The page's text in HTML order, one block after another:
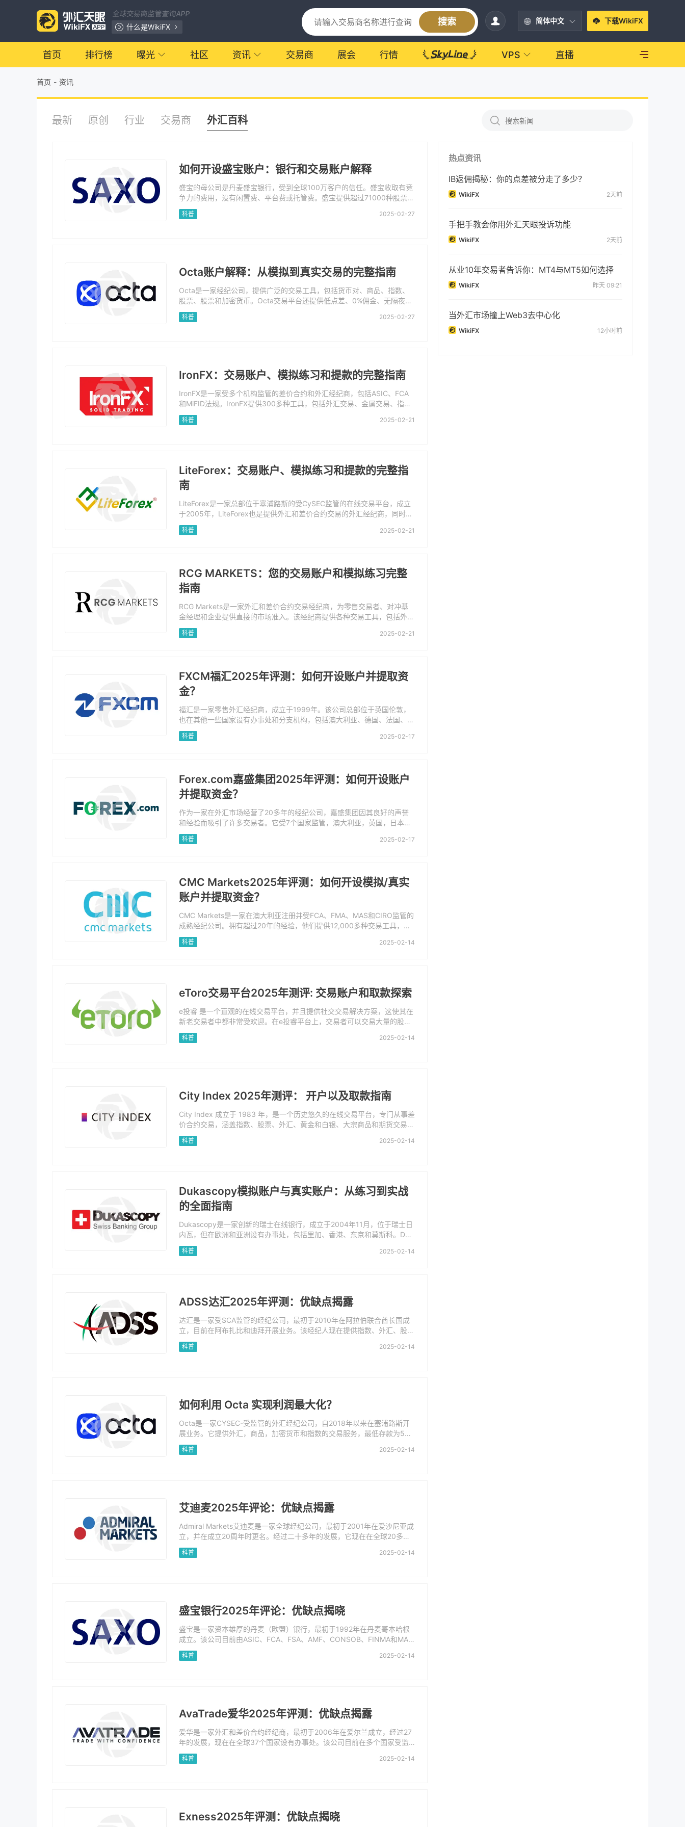
全球交易商监管查询APP
什么是WikiFX
搜索 简体中文 下载WikiFX
首页 排行榜 曝光 社区 资讯 交易商 展会 行情 VPS 直播
首页 - 资讯
最新 原创 行业 交易商 外汇百科
如何开设盛宝账户：银行和交易账户解释
盛宝的母公司是丹麦盛宝银行，受到全球100万客户的信任。盛宝收取有竞
争力的费用，没有闲置费、平台费或托管费。盛宝提供超过71000种股票、
外汇、债券和商品工具。该经纪商受FCA（UK金融行为监管局）、ASIC
（澳大利亚证券和投资委员会）、FINMA（瑞士金融市场监管局）等监
科普 2025-02-27
Octa账户解释：从模拟到真实交易的完整指南
Octa是一家经纪公司，提供广泛的交易工具，包括货币对、商品、指数、
股票、股票和加密货币。Octa交易平台还提供低点差、0%佣金、无隔夜费
用和全天候客户支持。Octa是一家复制交易经纪商。交易者可以从两种Oct
a账户类型中体验免佣金的点差交易环境。所有账户都符合伊斯兰教法，适
科普 2025-02-27
IronFX：交易账户、模拟练习和提款的完整指南
IronFX是一家受多个机构监管的差价合约和外汇经纪商，包括ASIC、FCA
和MiFID法规。IronFX提供300多种工具，包括外汇交易、金属交易、指数
交易、商品交易、期货交易和股票交易。它支持流行的在线交易平台MetaT
rader 4，但不提供MetaTrader 5或除其复制交易应用程序TradeCopier之
科普 2025-02-21
LiteForex：交易账户、模拟练习和提款的完整指
南
LiteForex是一家总部位于塞浦路斯的受CySEC监管的在线交易平台，成立
于2005年，LiteForex也是提供外汇和差价合约交易的外汇经纪商，同时提
供MT4和MT5两个交易平台，交易量从0.01手起，采用STP直接模式，支
持银行卡、电汇、电子转账等多种存款方式，提现无需手续费。
科普 2025-02-21
RCG MARKETS：您的交易账户和模拟练习完整
指南
RCG Markets是一家外汇和差价合约交易经纪商，为零售交易者、对冲基
金经理和企业提供直接的市场准入。该经纪商提供各种交易工具，包括外
汇、股票、指数和商品。该经纪公司总部位于南非，持有著名的FSCA的许
可证，具有超额许可证状态。该经纪商的服务遍布非洲大陆和全球市场。
科普 2025-02-21
FXCM福汇2025年评测：如何开设账户并提取资
金？
福汇是一家零售外汇经纪商，成立于1999年。该公司总部位于英国伦敦，
也在其他一些国家设有办事处和分支机构，包括澳大利亚、德国、法国、意
大利、希腊、香港、日本、南非和美国。 该公司提供外汇、差价合约（CF
D）和其他金融工具的在线交易服务。福汇提供各种交易平台，包括Tradin
科普 2025-02-17
Forex.com嘉盛集团2025年评测：如何开设账户
并提取资金？
作为一家在外汇市场经营了20多年的经纪公司，嘉盛集团因其良好的声誉
和经验而吸引了许多交易者。它受7个国家监管，澳大利亚，英国，日本，
美国，塞浦路斯，加拿大和新加坡。嘉盛集团的交易资产范围从外汇到指
数，股票，加密货币，黄金，石油&商品和金条。无论是行业领先的MT4/5
科普 2025-02-17
CMC Markets2025年评测：如何开设模拟/真实
账户并提取资金？
CMC Markets是一家在澳大利亚注册并受FCA、FMA、MAS和CIRO监管的
成熟经纪公司。拥有超过20年的经验，他们提供12,000多种交易工具，包
括外汇、指数、商品、股票和加密货币。交易者可以通过流行的MT4平台以
及CMC平台访问他们的服务。CMC Markets提供灵活的账户结构，没有最
科普 2025-02-14
eToro交易平台2025年测评: 交易账户和取款探索
e投睿 是一个直观的在线交易平台，并且提供社交交易解决方案，这使其在
新老交易者中都非常受欢迎。在e投睿平台上，交易者可以交易大量的股票
和 ETF，无需支付佣金，这一令人鼓舞的特点后来被许多竞争对手采用。交
易者在该平台可以交易 55 种货币，点差从 1 点开始（一般是欧元/美元货
aTrader (MT4)。
科普 2025-02-14
City Index 2025年测评： 开户以及取款指南
City Index 成立于 1983 年，是一个历史悠久的在线交易平台，专门从事差
价合约交易，涵盖指数、股票、外汇、黄金和白银、大宗商品和期货交易等
广泛市场。City Index 提供相对较低的外汇交易费用、简单快速的开户流
程，非常适合散户投资者体验交易过程。但该经纪商不支持社交交易，且提
科普 2025-02-14
Dukascopy模拟账户与真实账户：从练习到实战
的全面指南
Dukascopy是一家创新的瑞士在线银行，成立于2004年11月，位于瑞士日
内瓦，但在欧洲和亚洲设有办事处，包括里加、香港、东京和莫斯科。Duk
ascopy银行受瑞士金融市场监管局（FINMA）监管，既是一家银行，也是
一家证券公司。 Dukascopy提供在线和移动银行服务，包括外汇、股票、
户、真实交易账户和模拟账户。整篇文章主要介绍这些账户的优缺点、如何
开户、账户费用等，以便用户通过本文方便地选择适合您的账户。
科普 2025-02-14
ADSS达汇2025年评测：优缺点揭露
达汇是一家受SCA监管的经纪公司，最初于2010年在阿拉伯联合酋长国成
立，目前在阿布扎比和迪拜开展业务。该经纪人现在提供指数、外汇、股票
和ETFs、加密货币、商品和债券的交易服务。更重要的是，该经纪商还为
机构客户提供大宗经纪服务，例如定制流动性解决方案、白标服务和保证金
科普 2025-02-14
如何利用 Octa 实现利润最大化？
Octa是一家CYSEC-受监管的外汇经纪公司，自2018年以来在塞浦路斯开
展业务。它提供外汇，商品，加密货币和指数的交易服务，最低存款为50
欧元。客户可以打开演示以熟悉平台，或在进入实时交易之前测试他们的交
易策略。该公司还开发了一个专有的基于网络的交易平台，应用程序版本可
科普 2025-02-14
艾迪麦2025年评论：优缺点揭露
Admiral Markets艾迪麦是一家全球经纪公司，最初于2001年在爱沙尼亚成
立，并在成立20周年时更名。经过二十多年的发展，它现在在全球20多个
国家/地区设有办事处。该公司目前受多个国家/地区的4个监管机构 - CYSE
C、FCA、ASIC 和 FSA（离岸）的监管。
科普 2025-02-14
盛宝银行2025年评论：优缺点揭晓
盛宝是一家资本雄厚的丹麦（欧盟）银行，最初于1992年在丹麦哥本哈根
成立。该公司目前由ASIC、FCA、FSA、AMF、CONSOB、FINMA和MAS
等7个监管机构监管。
科普 2025-02-14
AvaTrade爱华2025年评测：优缺点揭露
爱华是一家外汇和差价合约经纪商，最初于2006年在爱尔兰成立，经过27
年的发展，现在在全球37个国家设有办事处。该公司目前在多个国家受监
管，包括6个监管机构：ASIC、FSA、FFAJ、ADGM、CBI和FSCA。
科普 2025-02-14
Exness2025年评测：优缺点揭晓
热点资讯
IB返佣揭秘：你的点差被分走了多少？
WikiFX 2天前
手把手教会你用外汇天眼投诉功能
WikiFX 2天前
从业10年交易者告诉你：MT4与MT5如何选择
WikiFX 昨天 09:21
当外汇市场撞上Web3去中心化
WikiFX 12小时前